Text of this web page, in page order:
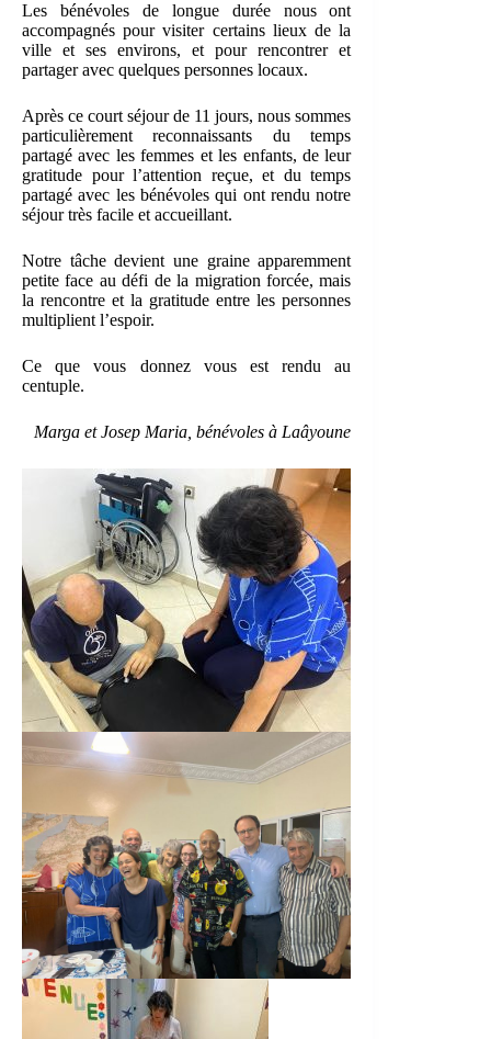
Les bénévoles de longue durée nous ont
accompagnés pour visiter certains lieux de la
ville et ses environs, et pour rencontrer et
partager avec quelques personnes locaux.
Après ce court séjour de 11 jours, nous sommes
particulièrement reconnaissants du temps
partagé avec les femmes et les enfants, de leur
gratitude pour l’attention reçue, et du temps
partagé avec les bénévoles qui ont rendu notre
séjour très facile et accueillant.
Notre tâche devient une graine apparemment
petite face au défi de la migration forcée, mais
la rencontre et la gratitude entre les personnes
multiplient l’espoir.
Ce que vous donnez vous est rendu au
centuple.
Marga et Josep Maria,bénévoles à Laâyoune